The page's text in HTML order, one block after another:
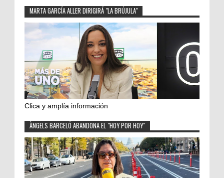
MARTA GARCÍA ALLER DIRIGIRÁ "LA BRÚJULA"
Clica y amplía información
ÀNGELS BARCELÓ ABANDONA EL "HOY POR HOY"